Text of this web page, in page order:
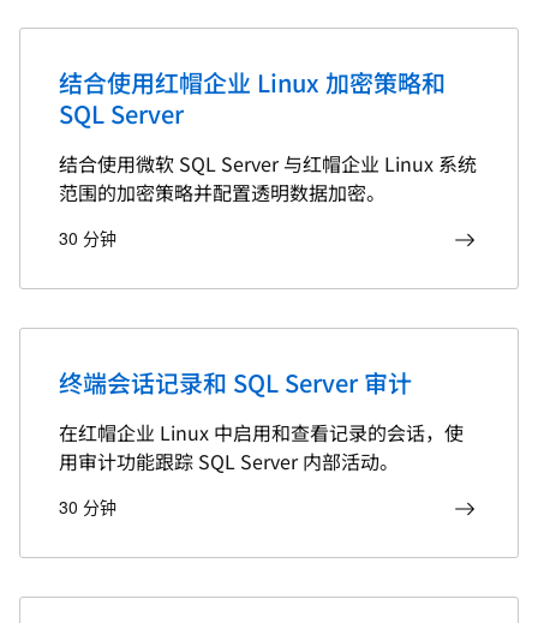
结合使用红帽企业 Linux 加密策略和
SQL Server
结合使用微软 SQL Server 与红帽企业 Linux 系统
范围的加密策略并配置透明数据加密。
30 分钟
终端会话记录和 SQL Server 审计
在红帽企业 Linux 中启用和查看记录的会话，使
用审计功能跟踪 SQL Server 内部活动。
30 分钟